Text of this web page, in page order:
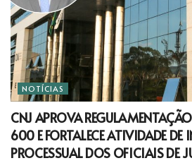
NOTÍCIAS
CNJ APROVA
600 E FORTALECE ATIVIDADE DE
PROCESSUAL DOS OFICIAIS DE